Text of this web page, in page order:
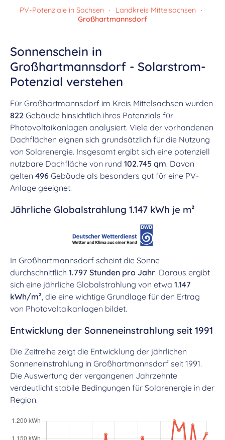
PV-Potenziale in Sachsen · Landkreis Mittelsachsen ·
Großhartmannsdorf
Sonnenschein in
Großhartmannsdorf - Solarstrom-
Potenzial verstehen
Für Großhartmannsdorf im Kreis Mittelsachsen wurden
822 Gebäude hinsichtlich ihres Potenzials für
Photovoltaikanlagen analysiert. Viele der vorhandenen
Dachflächen eignen sich grundsätzlich für die Nutzung
von Solarenergie. Insgesamt ergibt sich eine potenziell
nutzbare Dachfläche von rund 102.745 qm. Davon
gelten 496 Gebäude als besonders gut für eine PV-
Anlage geeignet.
Jährliche Globalstrahlung 1.147 kWh je m²
In Großhartmannsdorf scheint die Sonne
durchschnittlich 1.797 Stunden pro Jahr. Daraus ergibt
sich eine jährliche Globalstrahlung von etwa 1.147
kWh/m², die eine wichtige Grundlage für den Ertrag
von Photovoltaikanlagen bildet.
Entwicklung der Sonneneinstrahlung seit 1991
Die Zeitreihe zeigt die Entwicklung der jährlichen
Sonneneinstrahlung in Großhartmannsdorf seit 1991.
Die Auswertung der vergangenen Jahrzehnte
verdeutlicht stabile Bedingungen für Solarenergie in der
Region.